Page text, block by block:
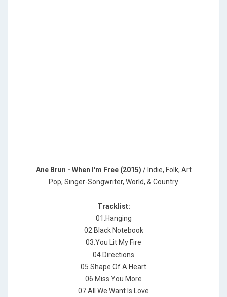
Ane Brun - When I'm Free (2015) / Indie, Folk, Art
Pop, Singer-Songwriter, World, & Country
Tracklist:
01.Hanging
02.Black Notebook
03.You Lit My Fire
04.Directions
05.Shape Of A Heart
06.Miss You More
07.All We Want Is Love